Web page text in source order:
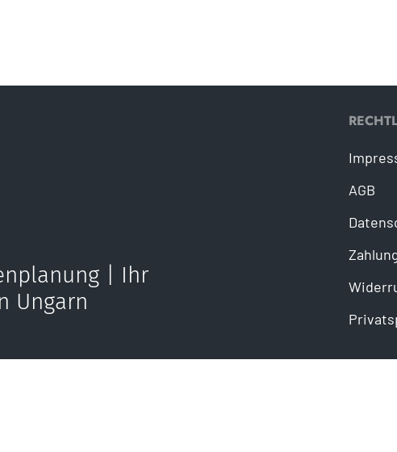
| Ihr
Ungarn
AGB